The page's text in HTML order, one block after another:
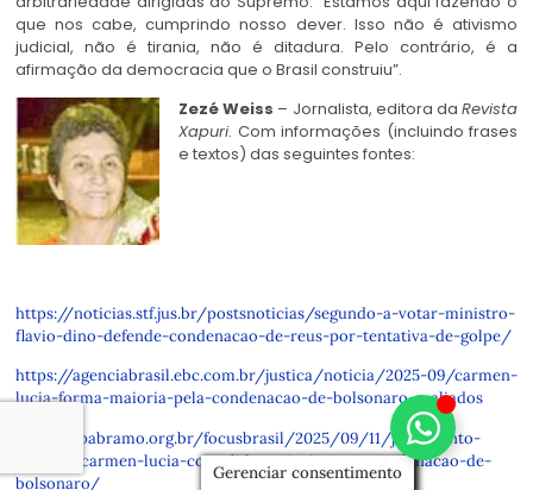
que nos cabe, cumprindo nosso dever. Isso não é ativismo
judicial, não é tirania, não é ditadura. Pelo contrário, é a
afirmação da democracia que o Brasil construiu”.
Zezé Weiss – Jornalista, editora daRevista
Xapuri. Com informações (incluindo frases
e textos) das seguintes fontes:
https://noticias.stf.jus.br/postsnoticias/segundo-a-votar-ministro-
flavio-dino-defende-condenacao-de-reus-por-tentativa-de-golpe/
https://agenciabrasil.ebc.com.br/justica/noticia/2025-09/carmen-
lucia-forma-maioria-pela-condenacao-de-bolsonaro-e-aliados
https://fpabramo.org.br/focusbrasil/2025/09/11/julgamento-
voto-de-carmen-lucia-consolida-maioria-para-condenacao-de-
bolsonaro/
Gerenciar consentimento